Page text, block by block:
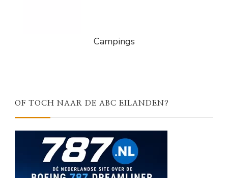
Campings
OF TOCH NAAR DE ABC EILANDEN?